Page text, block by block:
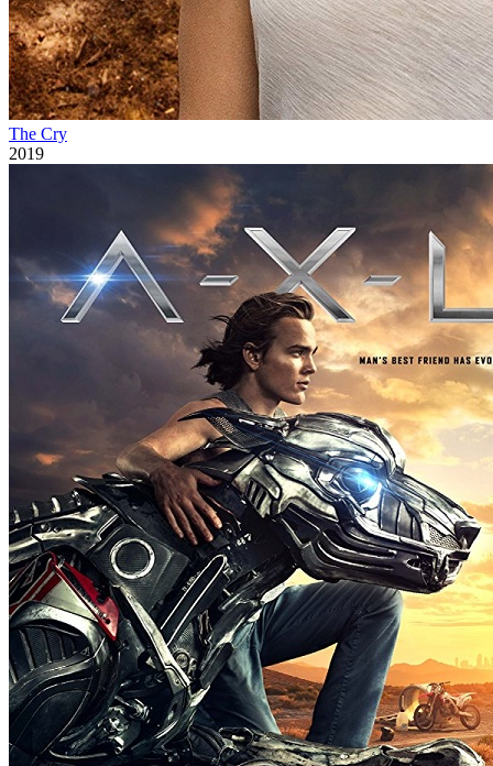
The Cry
2019